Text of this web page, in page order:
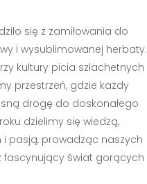
się z zamiłowania do
i wysublimowanej herbaty.
kultury picia szlachetnych
przestrzeń, gdzie każdy
drogę do doskonałego
dzielimy się wiedzą,
pasją, prowadząc naszych
fascynujący świat gorących